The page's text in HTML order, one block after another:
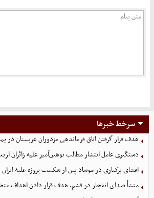
سرخط خبرها
هدف قرار گرفتن اتاق‌ فرماندهی مزدوران عربستان در
دستگیری عامل انتشار مطالب توهین‌آمیز علیه زائران
افشای برکناری در موساد پس از شکست پروژه علیه ایران
منشأ صدای انفجار در قشم، هدف قرار دادن اهداف